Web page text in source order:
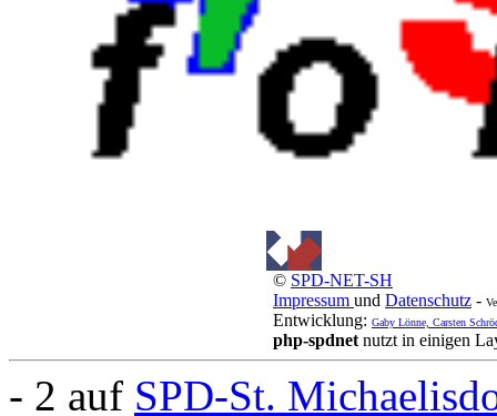
© SPD-NET-SH
Impressum und Datenschutz -
Entwicklung: Gaby Lönne, Carsten
php-spdnet nutzt in einigen
- 2 auf SPD-St.